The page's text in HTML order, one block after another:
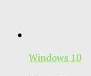
Windows 10